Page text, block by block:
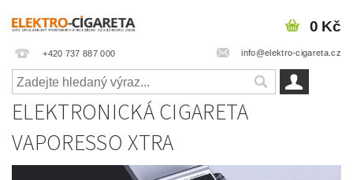
+420 737 887 000 info@elektro-cigareta.cz
0 Kč
ELEKTRONICKÁ CIGARETA
VAPORESSO XTRA